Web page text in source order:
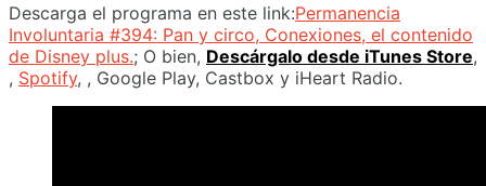
Descarga el programa en este link:Permanencia
Involuntaria #394: Pan y circo, Conexiones, el contenido
de Disney plus.; O bien, Descárgalo desde iTunes Store,
, Spotify, , Google Play, Castbox y iHeart Radio.